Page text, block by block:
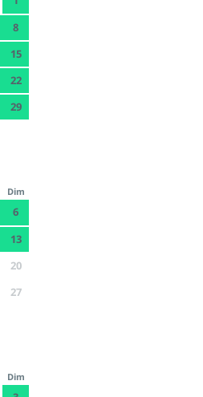
8
15
22
29
Dim
6
13
20
27
Dim